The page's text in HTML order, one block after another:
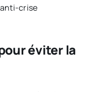
anti-crise
éviter la